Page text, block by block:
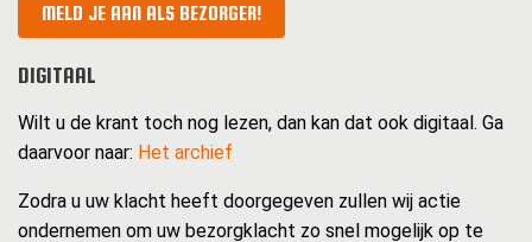
MELD JE AAN ALS BEZORGER!
DIGITAAL
Wilt u de krant toch nog lezen, dan kan dat ook digitaal. Ga
daarvoor naar: Het archief
Zodra u uw klacht heeft doorgegeven zullen wij actie
ondernemen om uw bezorgklacht zo snel mogelijk op te